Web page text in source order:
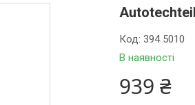
В наявності
Код:394 5010
939 ₴